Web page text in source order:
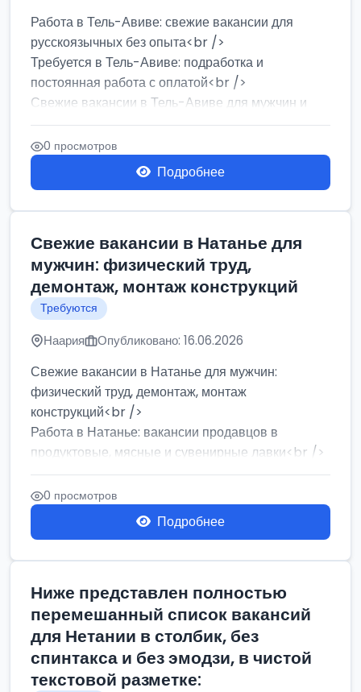
Работа в Тель-Авиве: свежие вакансии для
русскоязычных без опыта<br />
Требуется в Тель-Авиве: подработка и
постоянная работа с оплатой<br />
Свежие вакансии в Тель-Авиве для мужчин и
женщин от хозя...
0 просмотров
Подробнее
Свежие вакансии в Натанье для
мужчин: физический труд,
демонтаж, монтаж конструкций
Требуются
Наария Опубликовано: 16.06.2026
Свежие вакансии в Натанье для мужчин:
физический труд, демонтаж, монтаж
конструкций<br />
Работа в Натанье: вакансии продавцов в
продуктовые, мясные и сувенирные лавки<br />
Разнорабочий на сборку м...
0 просмотров
Подробнее
Ниже представлен полностью
перемешанный список вакансий
для Нетании в столбик, без
спинтакса и без эмодзи, в чистой
текстовой разметке: